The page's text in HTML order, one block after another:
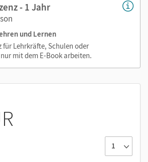
- 1 Jahr
und Lernen
für Lehrkräfte, Schulen oder
mit dem E-Book arbeiten.